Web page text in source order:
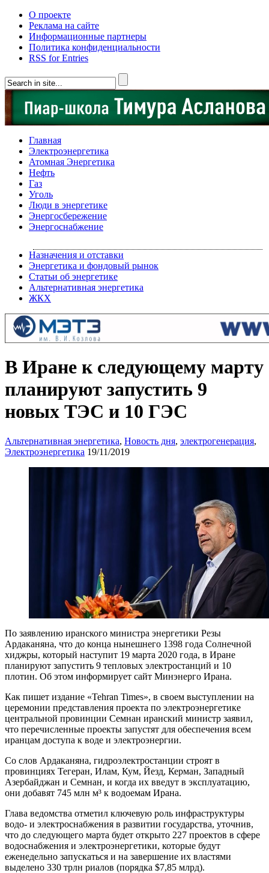
О проекте
Реклама на сайте
Информационные партнеры
Политика конфиденциальности
RSS for Entries
Главная
Электроэнергетика
Атомная Энергетика
Нефть
Газ
Уголь
Люди в энергетике
Энергосбережение
Энергоснабжение
Назначения и отставки
Энергетика и фондовый рынок
Статьи об энергетике
Альтернативная энергетика
ЖКХ
В Иране к следующему марту
планируют запустить 9
новых ТЭС и 10 ГЭС
Альтернативная энергетика, Новость дня, электрогенерация,
Электроэнергетика 19/11/2019
По заявлению иранского министра энергетики Резы
Ардаканяна, что до конца нынешнего 1398 года Солнечной
хиджры, который наступит 19 марта 2020 года, в Иране
планируют запустить 9 тепловых электростанций и 10
плотин. Об этом информирует сайт Минэнерго Ирана.
Как пишет издание «Tehran Times», в своем выступлении на
церемонии представления проекта по электроэнергетике
центральной провинции Семнан иранский министр заявил,
что перечисленные проекты запустят для обеспечения всем
иранцам доступа к воде и электроэнергии.
Со слов Ардаканяна, гидроэлектростанции строят в
провинциях Тегеран, Илам, Кум, Йезд, Керман, Западный
Азербайджан и Семнан, и когда их введут в эксплуатацию,
они добавят 745 млн м³ к водоемам Ирана.
Глава ведомства отметил ключевую роль инфраструктуры
водо- и электроснабжения в развитии государства, уточнив,
что до следующего марта будет открыто 227 проектов в сфере
водоснабжения и электроэнергетики, которые будут
еженедельно запускаться и на завершение их властями
выделено 330 трлн риалов (порядка $7,85 млрд).